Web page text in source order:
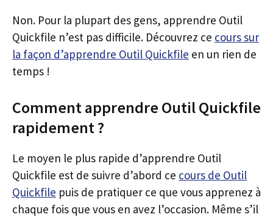
Non. Pour la plupart des gens, apprendre Outil
Quickfile n’est pas difficile. Découvrez ce cours sur
la façon d’apprendre Outil Quickfile en un rien de
temps !
Comment apprendre Outil Quickfile
rapidement ?
Le moyen le plus rapide d’apprendre Outil
Quickfile est de suivre d’abord ce cours de Outil
Quickfile puis de pratiquer ce que vous apprenez à
chaque fois que vous en avez l’occasion. Même s’il